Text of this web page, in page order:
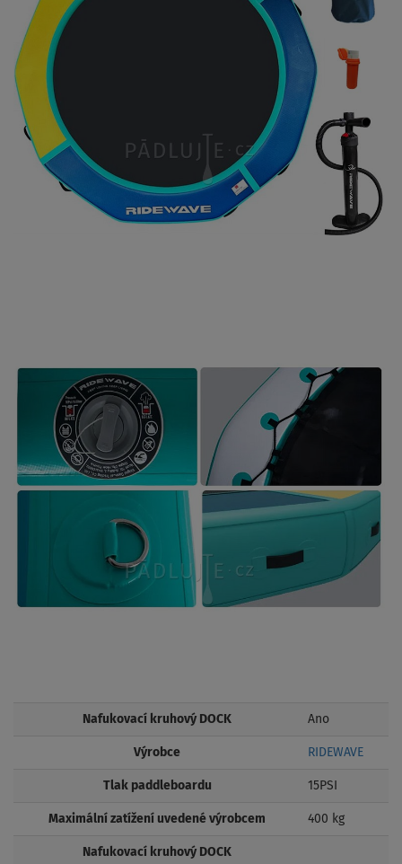
Nafukovací kruhový DOCK Ano
Výrobce RIDEWAVE
Tlak paddleboardu 15PSI
Maximální zatížení uvedené výrobcem 400 kg
Nafukovací kruhový DOCK